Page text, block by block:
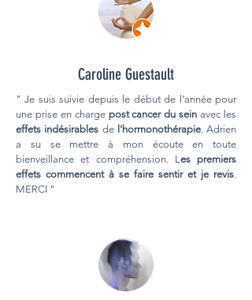
Caroline Guestault
" Je suis suivie depuis le début de l'année pour
une prise en charge post cancer du sein avec les
effets indésirables de l'hormonothérapie. Adrien
a su se mettre à mon écoute en toute
bienveillance et compréhension. Les premiers
effets commencent à se faire sentir et je revis.
MERCI "